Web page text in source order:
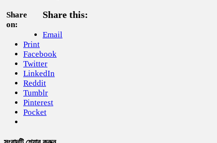
Share
on:
Share this:
Email
Print
Facebook
Twitter
LinkedIn
Reddit
Tumblr
Pinterest
Pocket